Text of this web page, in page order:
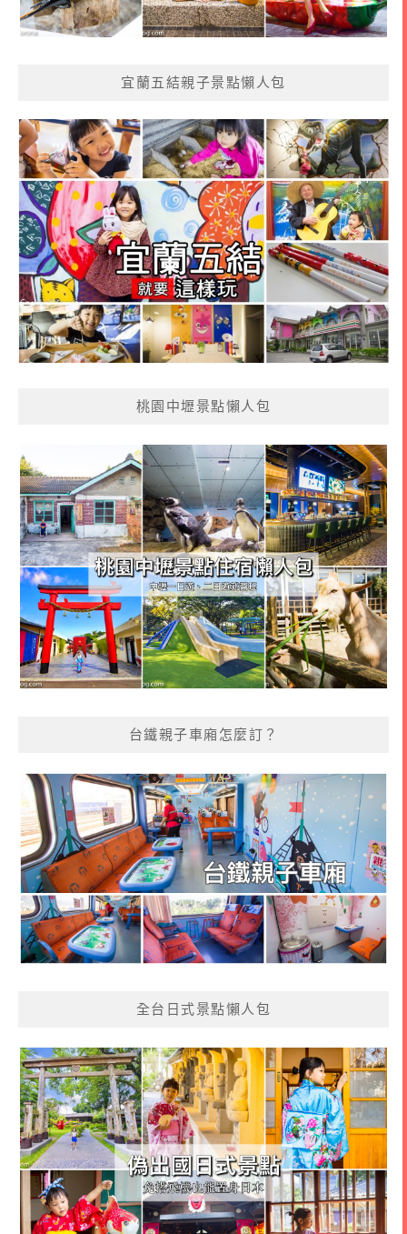
宜蘭五結親子景點懶人包
桃園中壢景點懶人包
台鐵親子車廂怎麼訂？
全台日式景點懶人包